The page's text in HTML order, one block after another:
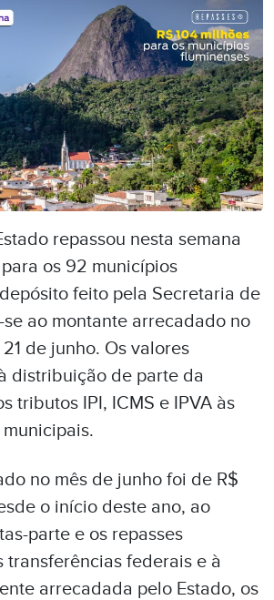
repassou nesta semana
os 92 municípios
feito pela Secretaria de
ao montante arrecadado no
de junho. Os valores
distribuição de parte da
tributos IPI, ICMS e IPVA às
no mês de junho foi de R$
o início deste ano, ao
parte e os repasses
transferências federais e à
arrecadada pelo Estado, os